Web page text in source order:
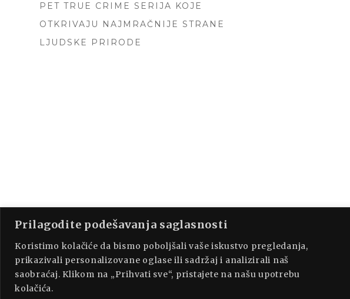
Prilagodite podešavanja saglasnosti
Koristimo kolačiće da bismo poboljšali vaše iskustvo pregledanja,
prikazivali personalizovane oglase ili sadržaj i analizirali naš
saobraćaj. Klikom na „Prihvati sve“, pristajete na našu upotrebu
kolačića.
PET TRUE CRIME SERIJA KOJE
OTKRIVAJU NAJMRAČNIJE STRANE
LJUDSKE PRIRODE
PROUDLY POWERED BY